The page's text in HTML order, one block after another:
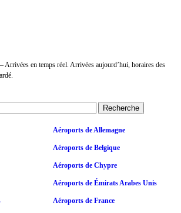
en temps réel. Arrivées aujourd’hui, horaires des
Aéroports de Allemagne
Aéroports de Belgique
Aéroports de Chypre
Aéroports de Émirats Arabes Unis
Aéroports de France